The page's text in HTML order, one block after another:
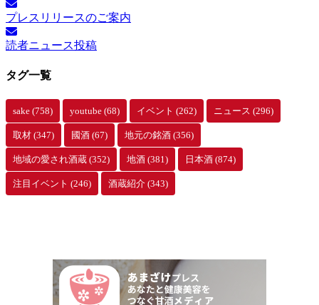
ー
カ
イ
ブ
プレスリリースのご案内
読者ニュース投稿
タグ一覧
sake (758) youtube (68) イベント (262) ニュース (296)
取材 (347) 國酒 (67) 地元の銘酒 (356)
地域の愛され酒蔵 (352) 地酒 (381) 日本酒 (874)
注目イベント (246) 酒蔵紹介 (343)